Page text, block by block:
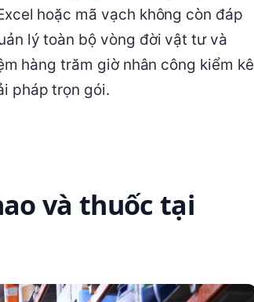
hoặc mã vạch không còn đáp
lý toàn bộ vòng đời vật tư và
hàng trăm giờ nhân công kiểm kê
pháp trọn gói.
và thuốc tại